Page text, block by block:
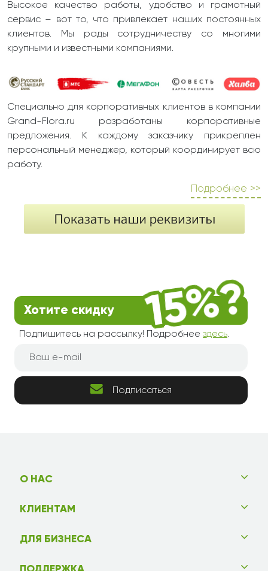
Высокое качество работы, удобство и грамотный
сервис – вот то, что привлекает наших постоянных
клиентов. Мы рады сотрудничеству со многими
крупными и известными компаниями.
Специально для корпоративных клиентов в компании
Grand-Flora.ru разработаны корпоративные
предложения. К каждому заказчику прикреплен
персональный менеджер, который координирует всю
работу.
Подробнее >>
Хотите скидку
Подпишитесь на рассылку! Подробнее здесь.
Подписаться
О НАС
КЛИЕНТАМ
ДЛЯ БИЗНЕСА